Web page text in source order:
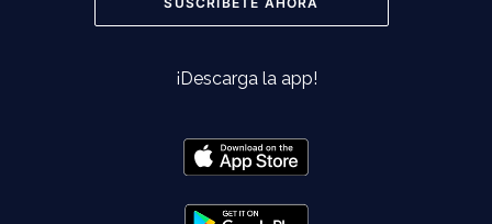
¡Descarga la app!